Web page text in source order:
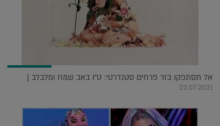
אל תסתפקו בזר פרחים סטנדרטי: ט"ו באב שמח ומלבלב |
22.07.2021